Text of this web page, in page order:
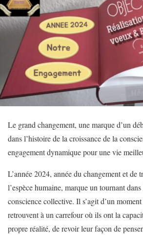
Le grand changement, une marque d’un
dans l’histoire de la croissance de la
engagement dynamique pour une vie
L’année 2024, année du changement et de
l’espèce humaine, marque un tournant
conscience collective. Il s’agit d’un
retrouvent à un carrefour où ils ont la
propre réalité, de revoir leur façon de